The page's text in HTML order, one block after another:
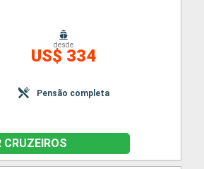
desde
US$ 334
Pensão completa
CRUZEIROS